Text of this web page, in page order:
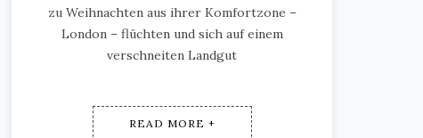
zu Weihnachten aus ihrer Komfortzone –
London – flüchten und sich auf einem
verschneiten Landgut
READ MORE +